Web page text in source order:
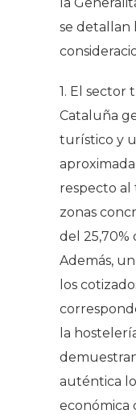
se detallan
1. El sector
Cataluña
turístico y
respecto al
zonas
del 25,70%
Además,
los
la
auténtica
económica